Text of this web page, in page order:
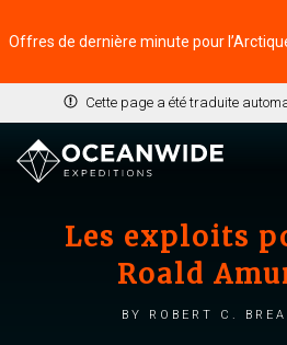
Cette page a été traduite
Les exploits
Roald
by Robert C.